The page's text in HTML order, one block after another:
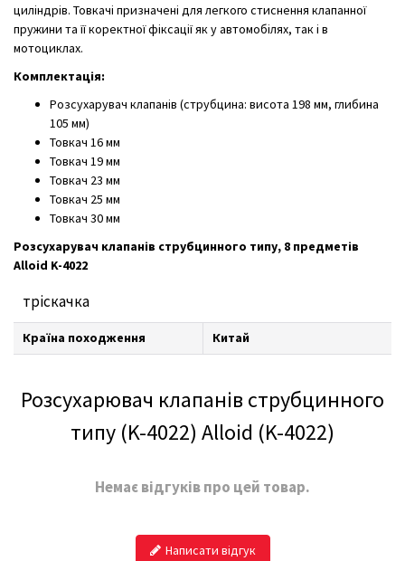
циліндрів. Товкачі призначені для легкого стиснення клапанної
пружини та її коректної фіксації як у автомобілях, так і в
мотоциклах.
Комплектація:
Розсухарувач клапанів (струбцина: висота 198 мм, глибина
105 мм)
Товкач 16 мм
Товкач 19 мм
Товкач 23 мм
Товкач 25 мм
Товкач 30 мм
Розсухарувач клапанів струбцинного типу, 8 предметів
Alloid K-4022
тріскачка
Країна походження Китай
Розсухарювач клапанів струбцинного
типу (K-4022) Alloid (K-4022)
Немає відгуків про цей товар.
Написати відгук